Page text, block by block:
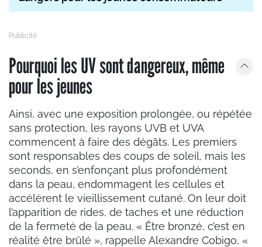
Pourquoi les UV sont dangereux, même
pour les jeunes
Ainsi, avec une exposition prolongée, ou répétée
sans protection, les rayons UVB et UVA
commencent à faire des dégâts. Les premiers
sont responsables des coups de soleil, mais les
seconds, en s’enfonçant plus profondément
dans la peau, endommagent les cellules et
accélèrent le vieillissement cutané. On leur doit
l’apparition de rides, de taches et une réduction
de la fermeté de la peau. « Être bronzé, c’est en
réalité être brûlé », rappelle Alexandre Cobigo, «